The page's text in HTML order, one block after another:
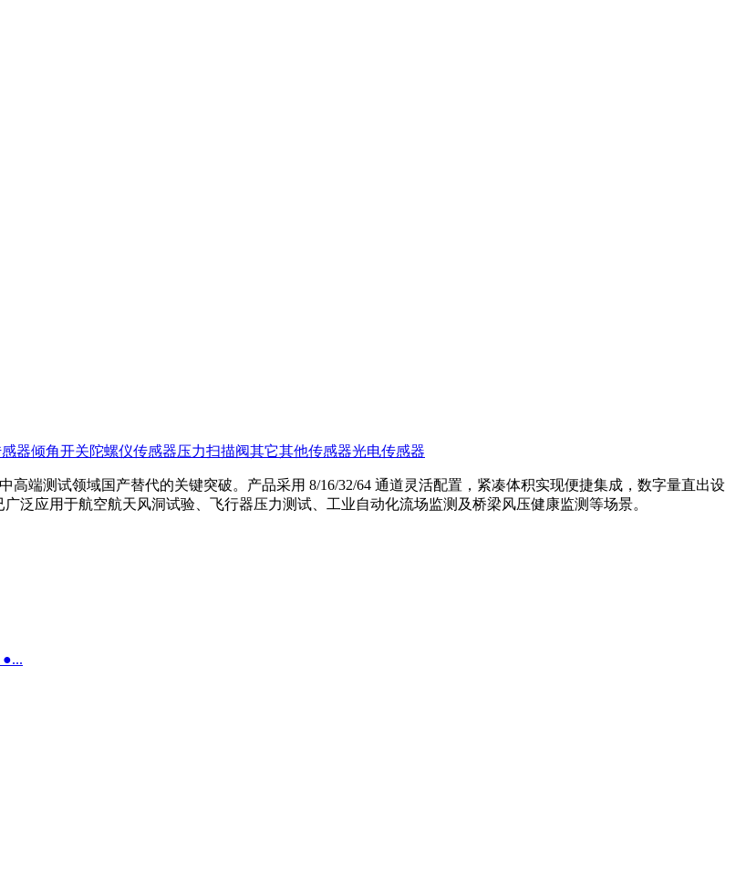
器倾角开关陀螺仪传感器压力扫描阀其它其他传感器光电传感器
高端测试领域国产替代的关键突破。 产品采用 8/16/32/64 通道灵活配置，紧凑体积实现便捷集成，数字量直出设
泛应用于航空航天风洞试验、飞行器压力测试、工业自动化流场监测及桥梁风压健康监测等场景。